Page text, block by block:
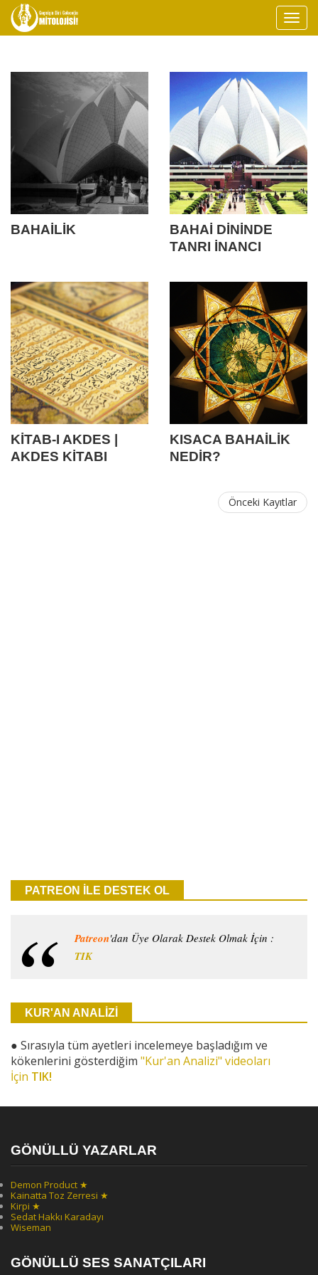
BAHAİLİK
BAHAİ DİNİNDE
TANRI İNANCI
KİTAB-I AKDES |
AKDES KİTABI
KISACA BAHAİLİK
NEDİR?
Önceki Kayıtlar
PATREON İLE DESTEK OL
Patreon'dan Üye Olarak Destek Olmak İçin :
TIK
KUR'AN ANALİZİ
● Sırasıyla tüm ayetleri incelemeye başladığım ve
kökenlerini gösterdiğim "Kur'an Analizi" videoları
İçin TIK!
GÖNÜLLÜ YAZARLAR
Demon Product ★
Kainatta Toz Zerresi ★
Kirpi ★
Sedat Hakkı Karadayı
Wiseman
GÖNÜLLÜ SES SANATÇILARI